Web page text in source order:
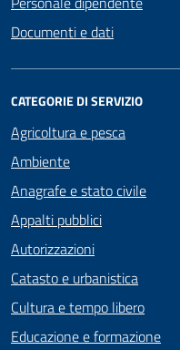
Documenti e dati
CATEGORIE DI SERVIZIO
Agricoltura e pesca
Ambiente
Anagrafe e stato civile
Appalti pubblici
Autorizzazioni
Catasto e urbanistica
Cultura e tempo libero
Educazione e formazione